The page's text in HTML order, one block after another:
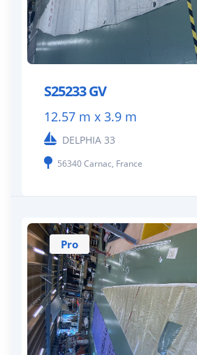
S25233 GV
12.57 m x 3.9 m
DELPHIA 33
56340 Carnac, France
Pro